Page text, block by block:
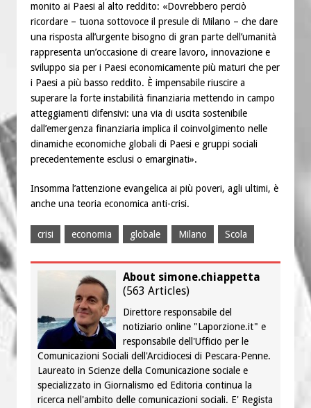
monito ai Paesi al alto reddito: «Dovrebbero perciò
ricordare – tuona sottovoce il presule di Milano – che dare
una risposta all’urgente bisogno di gran parte dell’umanità
rappresenta un’occasione di creare lavoro, innovazione e
sviluppo sia per i Paesi economicamente più maturi che per
i Paesi a più basso reddito. È impensabile riuscire a
superare la forte instabilità finanziaria mettendo in campo
atteggiamenti difensivi: una via di uscita sostenibile
dall’emergenza finanziaria implica il coinvolgimento nelle
dinamiche economiche globali di Paesi e gruppi sociali
precedentemente esclusi o emarginati».
Insomma l’attenzione evangelica ai più poveri, agli ultimi, è
anche una teoria economica anti-crisi.
crisi economia globale Milano Scola
About simone.chiappetta
(563 Articles)
Direttore responsabile del
notiziario online "Laporzione.it" e
responsabile dell'Ufficio per le
Comunicazioni Sociali dell'Arcidiocesi di Pescara-Penne.
Laureato in Scienze della Comunicazione sociale e
specializzato in Giornalismo ed Editoria continua la
ricerca nell'ambito delle comunicazioni sociali. E' Regista